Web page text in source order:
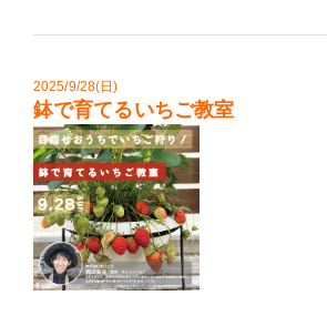
2025/9/28(日)
鉢で育てるいちご教室